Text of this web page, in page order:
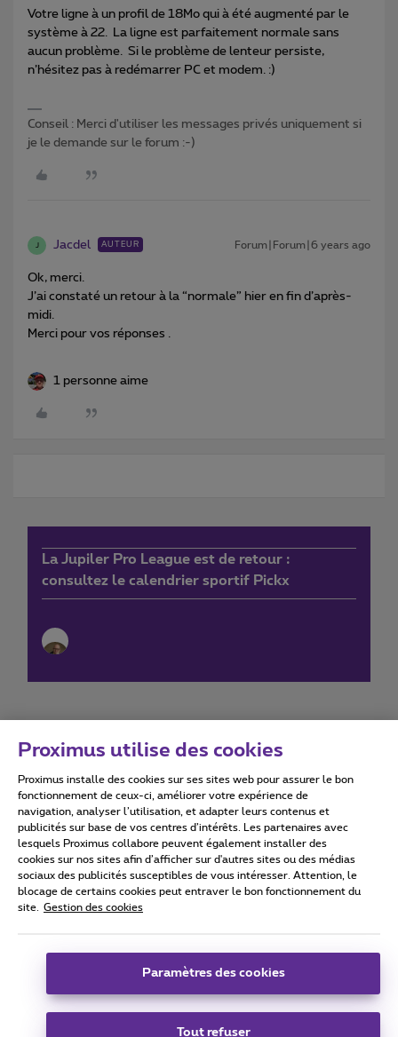
Votre ligne à un profil de 18Mo qui à été augmenté par le
système à 22. La ligne est parfaitement normale sans
aucun problème. Si le problème de lenteur persiste,
n’hésitez pas à redémarrer PC et modem. :)
Conseil : Merci d'utiliser les messages privés uniquement si
je le demande sur le forum :-)
J Jacdel AUTEUR Forum|Forum|6 years ago
Ok, merci.
J’ai constaté un retour à la “normale” hier en fin d’après-
midi.
Merci pour vos réponses .
1 personne aime
La Jupiler Pro League est de retour :
consultez le calendrier sportif Pickx
Conditions d'utilisation Accessibility statement
Tous droits réservés. © 2026
Conditions générales, info consommateur
Coordonnées de l’entreprise
Boulevard du Roi Albert II 27 - B-1030 Bruxelles.
Proximus utilise des cookies
Proximus installe des cookies sur ses sites web pour assurer le bon
fonctionnement de ceux-ci, améliorer votre expérience de
navigation, analyser l’utilisation, et adapter leurs contenus et
publicités sur base de vos centres d’intérêts. Les partenaires avec
lesquels Proximus collabore peuvent également installer des
cookies sur nos sites afin d’afficher sur d'autres sites ou des médias
sociaux des publicités susceptibles de vous intéresser. Attention, le
blocage de certains cookies peut entraver le bon fonctionnement du
site.
Gestion des cookies
Paramètres des cookies
Tout refuser